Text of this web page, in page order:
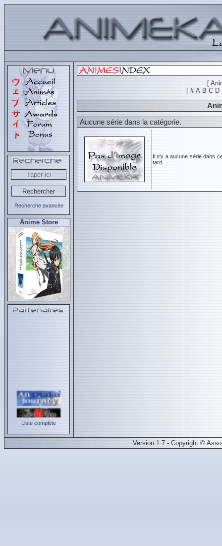
Recherche avancée
Anime Store
Liste complète
[
[ # A B C D
Aucune série dans la catégorie.
Il n'y a aucune série dans
tard.
Version 1.7 - Copyright ©